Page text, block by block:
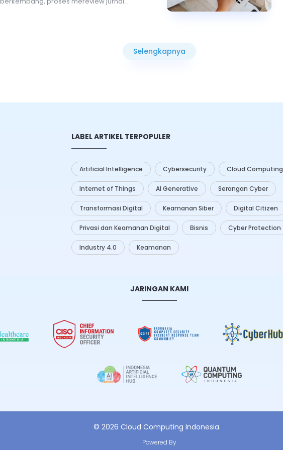
membantu mereka menganalisis dan menilaiSelengkapnya
LABEL ARTIKEL TERPOPULER
Artificial Intelligence Cybersecurity Cloud Computing
Internet of Things AI Generative Serangan Cyber
Transformasi Digital Keamanan Siber Digital Citizen
Privasi dan Keamanan Digital Bisnis Cyber Protection
Industry 4.0 Keamanan
JARINGAN KAMI
© 2026 Cloud Computing Indonesia.
Powered By